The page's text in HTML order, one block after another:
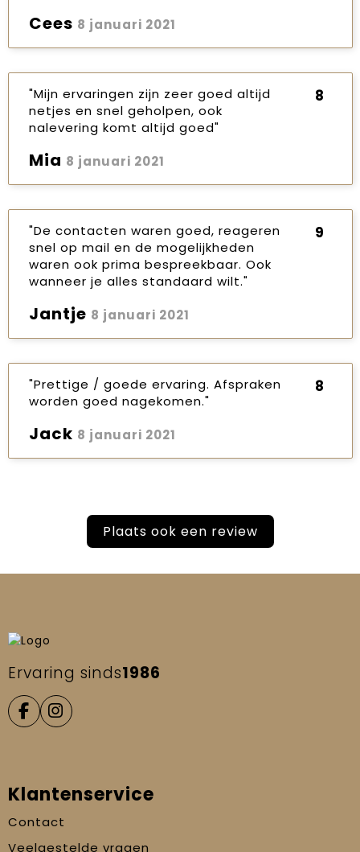
Cees 8 januari 2021
"Mijn ervaringen zijn zeer goed altijd
netjes en snel geholpen, ook
nalevering komt altijd goed"
8
Mia 8 januari 2021
"De contacten waren goed, reageren
snel op mail en de mogelijkheden
waren ook prima bespreekbaar. Ook
wanneer je alles standaard wilt."
9
Jantje 8 januari 2021
"Prettige / goede ervaring. Afspraken
worden goed nagekomen."
8
Jack 8 januari 2021
Plaats ook een review
Ervaring sinds1986
Klantenservice
Contact
Veelgestelde vragen